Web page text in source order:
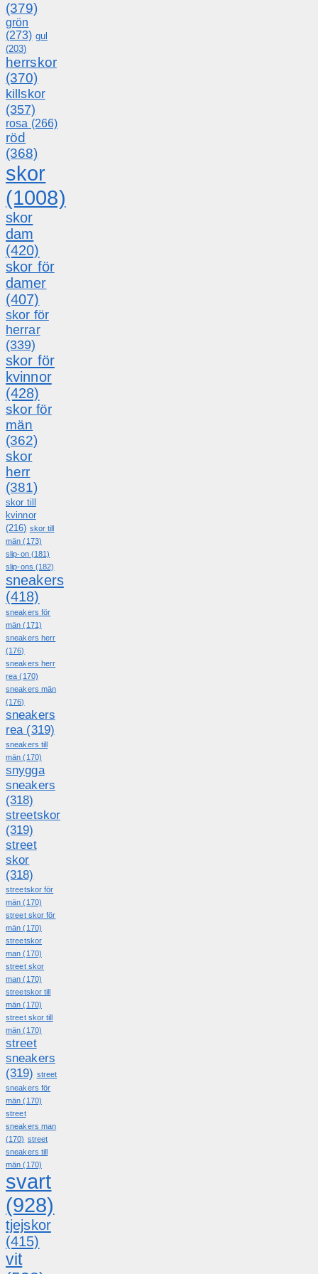
(379)
grön
(273) gul
(203)
herrskor
(370)
killskor
(357)
rosa (266)
röd
(368)
skor
(1008)
skor
dam
(420)
skor för
damer
(407)
skor för
herrar
(339)
skor för
kvinnor
(428)
skor för
män
(362)
skor
herr
(381)
skor till
kvinnor
(216) skor till
män (173)
slip-on(181)
slip-ons (182)
sneakers
(418)
sneakers för
män (171)
sneakers herr
(176)
sneakers herr
rea (170)
sneakers män
(176)
sneakers
rea (319)
sneakers till
män (170)
snygga
sneakers
(318)
streetskor
(319)
street
skor
(318)
streetskor för
män (170)
street skor för
män (170)
streetskor
man (170)
street skor
man (170)
streetskor till
män (170)
street skor till
män (170)
street
sneakers
(319) street
sneakers för
män (170)
street
sneakers man
(170) street
sneakers till
män (170)
svart
(928)
tjejskor
(415)
vit